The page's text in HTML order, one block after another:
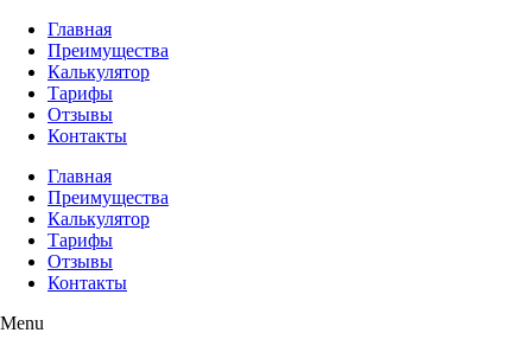
Главная
Преимущества
Калькулятор
Тарифы
Отзывы
Контакты
Главная
Преимущества
Калькулятор
Тарифы
Отзывы
Контакты
Menu